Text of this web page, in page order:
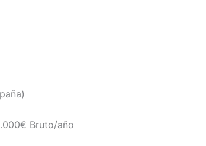
Bruto/año